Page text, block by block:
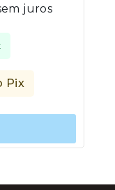
juros
Pix
tem
As